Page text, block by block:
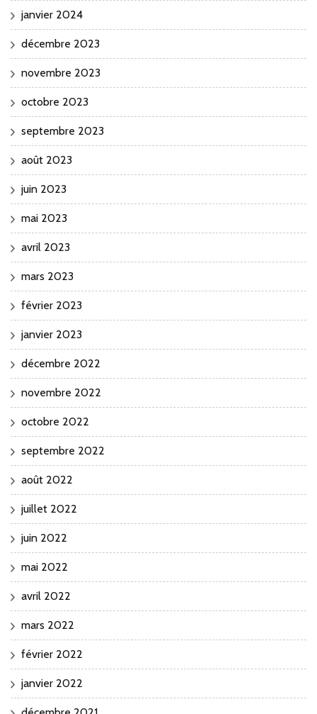
janvier 2024
décembre 2023
novembre 2023
octobre 2023
septembre 2023
août 2023
juin 2023
mai 2023
avril 2023
mars 2023
février 2023
janvier 2023
décembre 2022
novembre 2022
octobre 2022
septembre 2022
août 2022
juillet 2022
juin 2022
mai 2022
avril 2022
mars 2022
février 2022
janvier 2022